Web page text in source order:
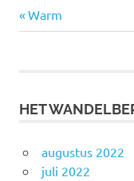
Bericht
Vorige
bericht:
Warm
HET
augustus 2022
juli 2022